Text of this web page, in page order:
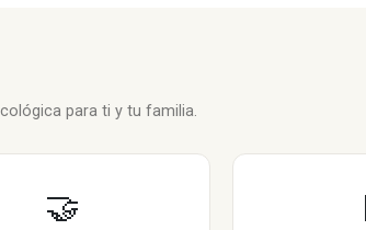
para ti y tu familia.
🤝